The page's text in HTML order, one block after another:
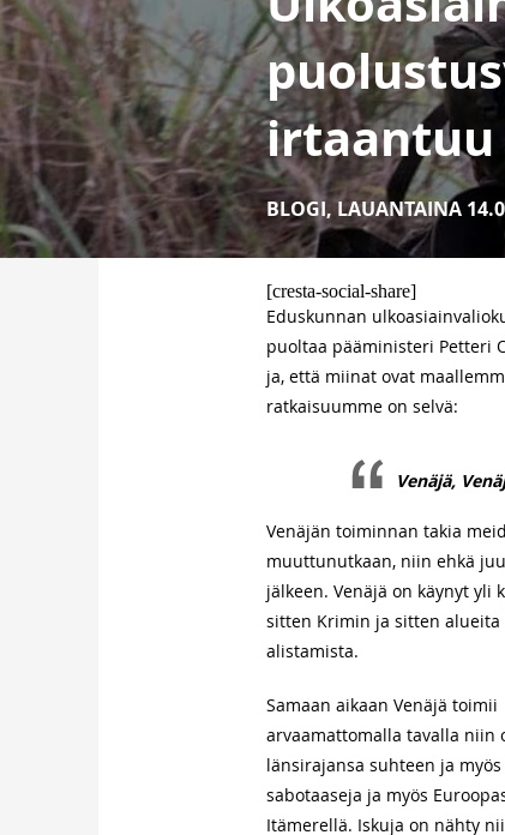
irtaantuu
BLOGI,LAUANTAINA
[cresta-social-share]
Eduskunnan
puoltaa pääministeri Petteri
ja, että miinat ovat
ratkaisuumme on selvä:
Venäjä,
Venäjän toiminnan takia
muuttunutkaan, niin ehkä
jälkeen. Venäjä on käynyt yli
sitten Krimin ja sitten alueita
alistamista.
Samaan aikaan Venäjä toimii
arvaamattomalla tavalla niin
länsirajansa suhteen ja
sabotaaseja ja myös
Itämerellä. Iskuja on nähty